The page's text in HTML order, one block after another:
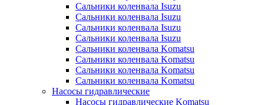
Сальники коленвала Isuzu
Сальники коленвала Isuzu
Сальники коленвала Isuzu
Сальники коленвала Isuzu
Сальники коленвала Komatsu
Сальники коленвала Komatsu
Сальники коленвала Komatsu
Сальники коленвала Komatsu
Насосы гидравлические
Насосы гидравлические Komatsu